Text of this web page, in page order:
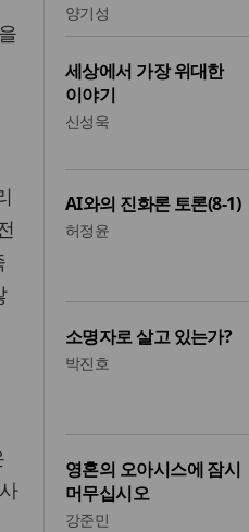
양기성
세상에서 가장 위대한
이야기
신성욱
AI와의 진화론 토론(8-1)
허정윤
소명자로 살고 있는가?
박진호
영혼의 오아시스에 잠시
머무십시오
강준민